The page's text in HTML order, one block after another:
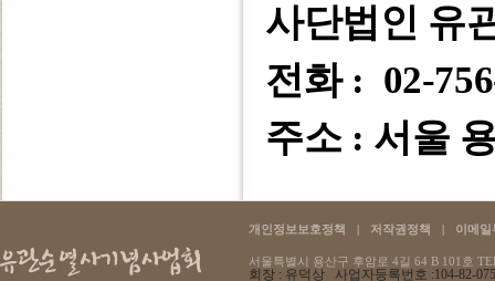
사단법인 유
전화 : 02-
주소 : 서울
개인정보보호정책 | 저작권정책 | 이메일
서울특별시 용산구 후암로 4길 64 B 101호
회장 : 유덕상 사업자등록번호 :104-82-